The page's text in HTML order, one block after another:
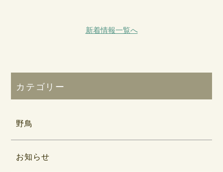
新着情報一覧へ
カテゴリー
野鳥
お知らせ